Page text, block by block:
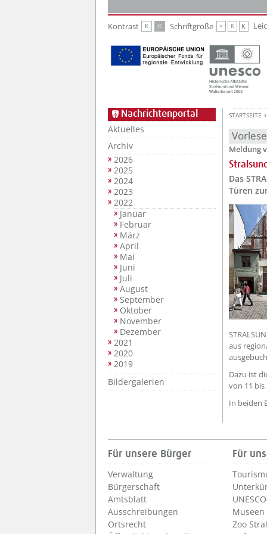
Kontrast K K Schriftgröße K K K
Nachrichtenportal
Aktuelles
Archiv
2026
2025
2024
2023
2022
Januar
Februar
März
April
Mai
Juni
Juli
August
September
Oktober
November
Dezember
2021
2020
2019
Bildergalerien
STARTSEITE
Meldung
Das
Türen
aus
Dazu ist
von 11
In beiden
Für unsere Bürger
Verwaltung
Bürgerschaft
Amtsblatt
Ausschreibungen
Ortsrecht
Für
Museen
Zoo